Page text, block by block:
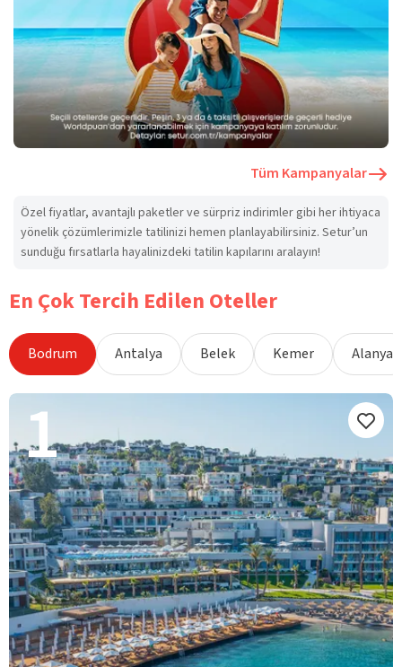
Tüm Kampanyalar
Özel fiyatlar, avantajlı paketler ve sürpriz indirimler gibi her ihtiyaca
yönelik çözümlerimizle tatilinizi hemen planlayabilirsiniz. Setur’un
sunduğu fırsatlarla hayalinizdeki tatilin kapılarını aralayın!
En Çok Tercih Edilen Oteller
Bodrum Antalya Belek Kemer Alanya
1